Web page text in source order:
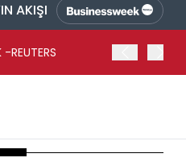
AKIŞI
REUTERS